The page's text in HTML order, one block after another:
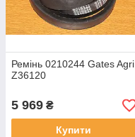
Ремінь 0210244 Gates Agri
Z36120
5 969 ₴
Купити